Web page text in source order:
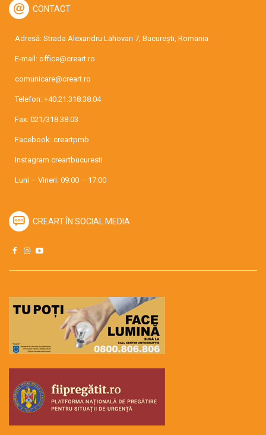
CONTACT
Adresă: Strada Alexandru Lahovari 7, București, Romania
E-mail: office@creart.ro
comunicare@creart.ro
Telefon: +40.21.318.38.04
Fax: 021/318.38.03
Facebook: creartpmb
Instagram creartbucuresti
Luni – Vineri: 09:00 – 17:00
CREART ÎN SOCIAL MEDIA